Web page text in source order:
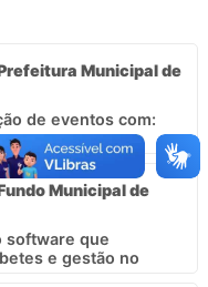
Municipal de
de eventos com:
e...
Municipal de
software que
e gestão no